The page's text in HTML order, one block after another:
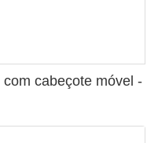
cabeçote móvel -